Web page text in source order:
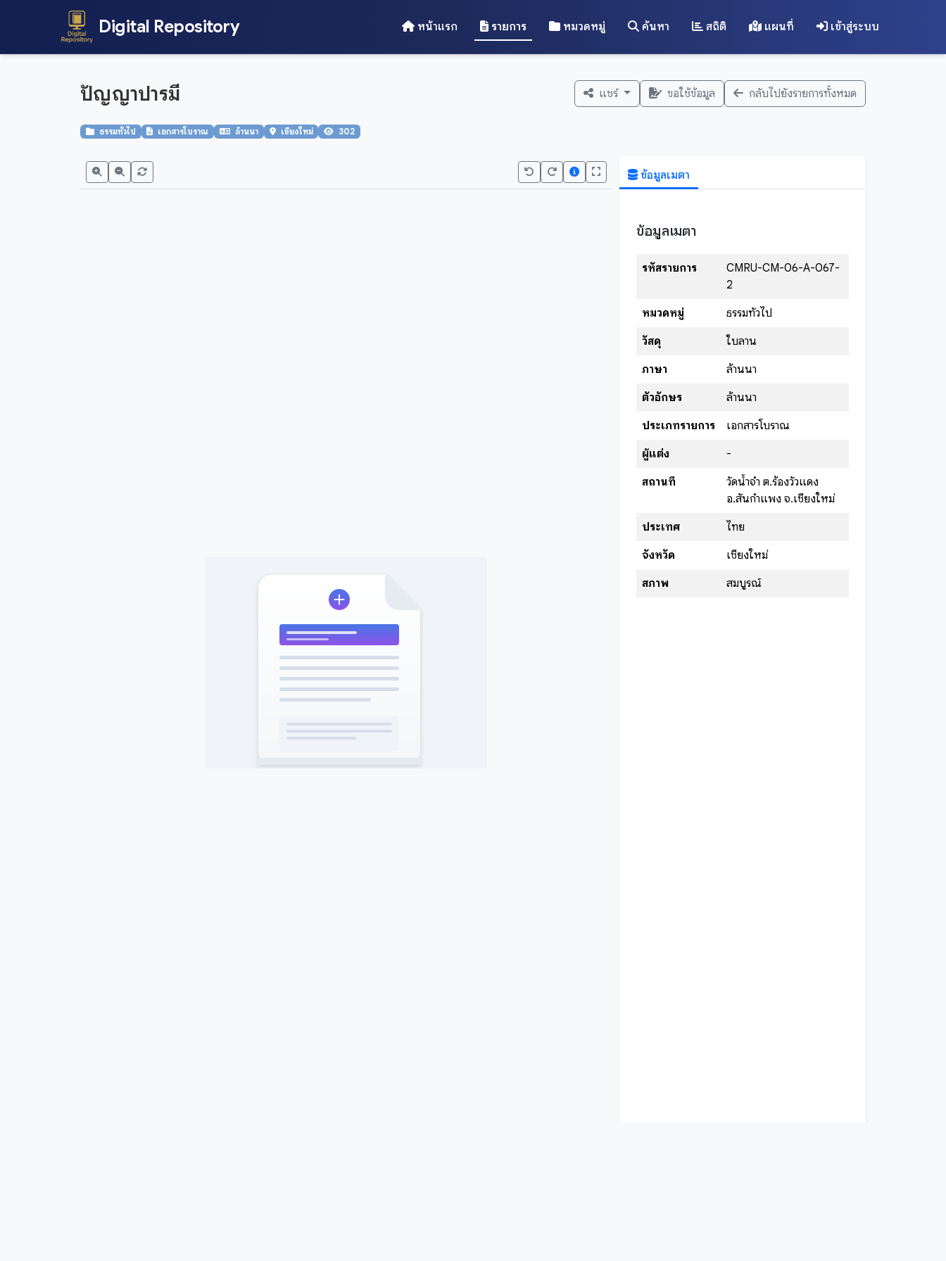
Digital Repository หน้าแรก รายการ หมวดหมู่ ค้นหา สถิติ แผนที่ เข้าสู่ระบบ
ปัญญาปารมี แชร์ ขอใช้ข้อมูล กลับไปยังรายการทั้งหมด
ธรรมทั่วไป เอกสารโบราณ ล้านนา เชียงใหม่ 302
ข้อมูลเมตา
ข้อมูลเมตา
รหัสรายการ
CMRU-CM-06-A-067-
2
หมวดหมู่
ธรรมทั่วไป
วัสดุ
ใบลาน
ภาษา
ล้านนา
ตัวอักษร
ล้านนา
ประเภทรายการ
เอกสารโบราณ
ผู้แต่ง
-
สถานที่
วัดน้ำจำ ต.ร้องวัวแดง
อ.สันกำแพง จ.เชียงใหม่
ประเทศ
ไทย
จังหวัด
เชียงใหม่
สภาพ
สมบูรณ์